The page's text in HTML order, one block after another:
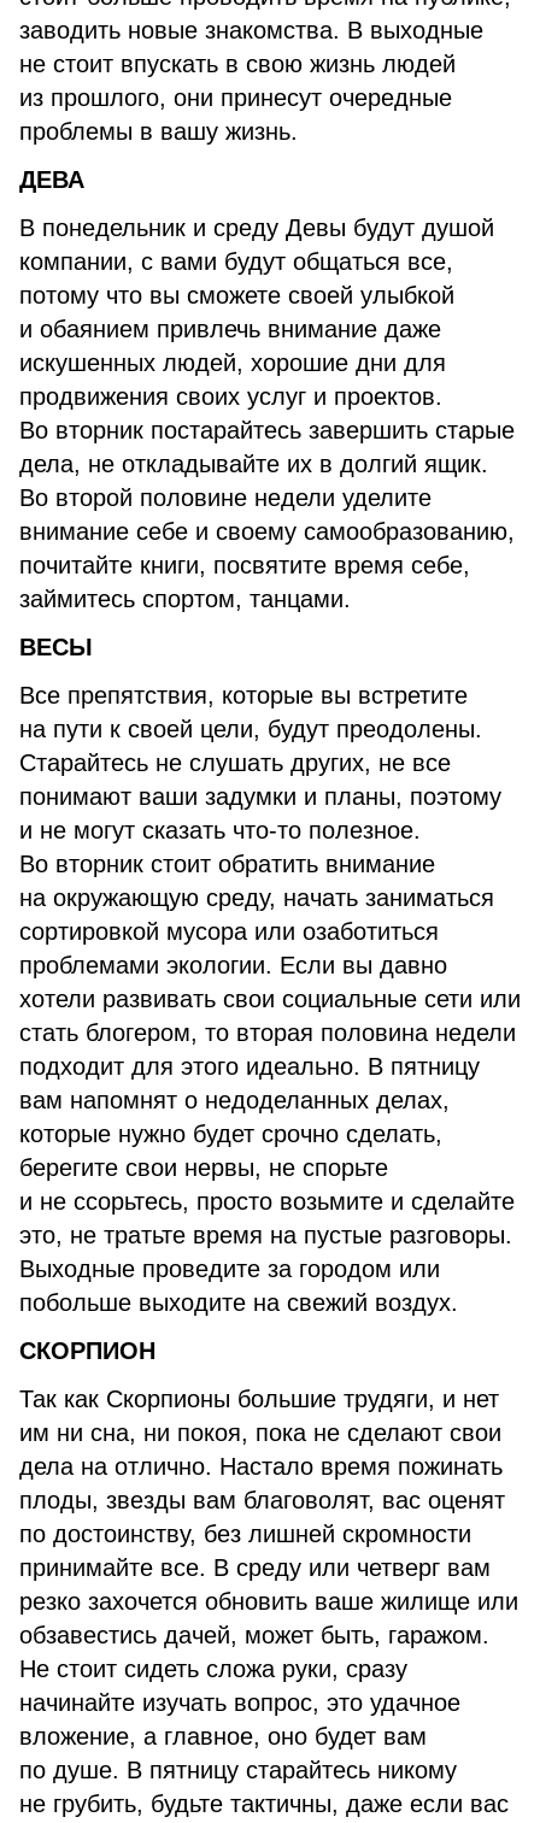
заводить новые знакомства. В выходные
не стоит впускать в свою жизнь людей
из прошлого, они принесут очередные
проблемы в вашу жизнь.
ДЕВА
В понедельник и среду Девы будут душой
компании, с вами будут общаться все,
потому что вы сможете своей улыбкой
и обаянием привлечь внимание даже
искушенных людей, хорошие дни для
продвижения своих услуг и проектов.
Во вторник постарайтесь завершить старые
дела, не откладывайте их в долгий ящик.
Во второй половине недели уделите
внимание себе и своему самообразованию,
почитайте книги, посвятите время себе,
займитесь спортом, танцами.
ВЕСЫ
Все препятствия, которые вы встретите
на пути к своей цели, будут преодолены.
Старайтесь не слушать других, не все
понимают ваши задумки и планы, поэтому
и не могут сказать что-то полезное.
Во вторник стоит обратить внимание
на окружающую среду, начать заниматься
сортировкой мусора или озаботиться
проблемами экологии. Если вы давно
хотели развивать свои социальные сети или
стать блогером, то вторая половина недели
подходит для этого идеально. В пятницу
вам напомнят о недоделанных делах,
которые нужно будет срочно сделать,
берегите свои нервы, не спорьте
и не ссорьтесь, просто возьмите и сделайте
это, не тратьте время на пустые разговоры.
Выходные проведите за городом или
побольше выходите на свежий воздух.
СКОРПИОН
Так как Скорпионы большие трудяги, и нет
им ни сна, ни покоя, пока не сделают свои
дела на отлично. Настало время пожинать
плоды, звезды вам благоволят, вас оценят
по достоинству, без лишней скромности
принимайте все. В среду или четверг вам
резко захочется обновить ваше жилище или
обзавестись дачей, может быть, гаражом.
Не стоит сидеть сложа руки, сразу
начинайте изучать вопрос, это удачное
вложение, а главное, оно будет вам
по душе. В пятницу старайтесь никому
не грубить, будьте тактичны, даже если вас